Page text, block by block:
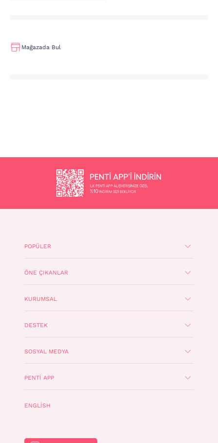
Mağazada Bul
POPÜLER
ÖNE ÇIKANLAR
KURUMSAL
DESTEK
SOSYAL MEDYA
PENTI APP
ENGLISH